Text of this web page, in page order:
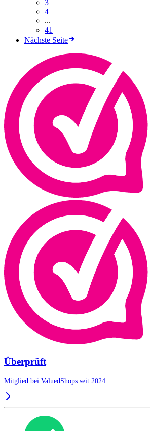
3
4
...
41
Nächste Seite
Überprüft
Mitglied bei ValuedShops seit 2024